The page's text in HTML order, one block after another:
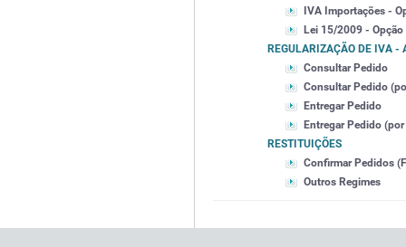
IVA Importações -
Lei 15/2009 - Opção
REGULARIZAÇÃO DE IVA -
Consultar Pedido
Consultar Pedido
Entregar Pedido
Entregar Pedido
RESTITUIÇÕES
Confirmar Pedidos
Outros Regimes